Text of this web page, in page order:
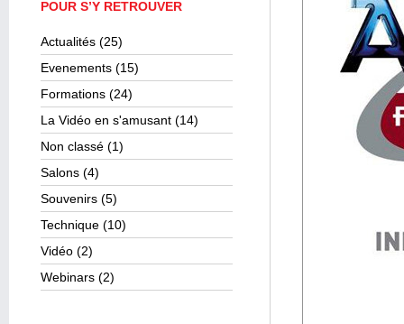
POUR S’Y RETROUVER
Actualités (25)
Evenements (15)
Formations (24)
La Vidéo en s'amusant (14)
Non classé (1)
Salons (4)
Souvenirs (5)
Technique (10)
Vidéo (2)
Webinars (2)